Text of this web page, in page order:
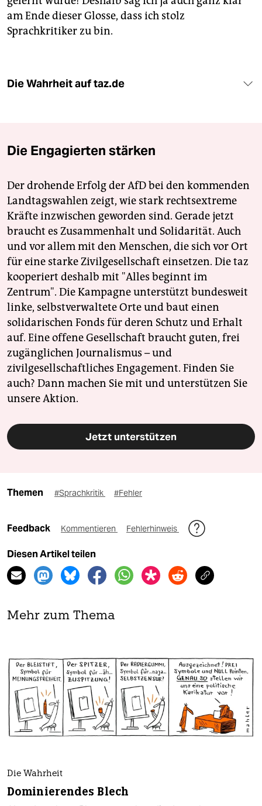
am Ende dieser Glosse, dass ich stolz
Sprachkritiker zu bin.
Die Wahrheit auf taz.de
Die Engagierten stärken
Der drohende Erfolg der AfD bei den kommenden
Landtagswahlen zeigt, wie stark rechtsextreme
Kräfte inzwischen geworden sind. Gerade jetzt
braucht es Zusammenhalt und Solidarität. Auch
und vor allem mit den Menschen, die sich vor Ort
für eine starke Zivilgesellschaft einsetzen. Die taz
kooperiert deshalb mit "Alles beginnt im
Zentrum". Die Kampagne unterstützt bundesweit
linke, selbstverwaltete Orte und baut einen
solidarischen Fonds für deren Schutz und Erhalt
auf. Eine offene Gesellschaft braucht guten, frei
zugänglichen Journalismus – und
zivilgesellschaftliches Engagement. Finden Sie
auch? Dann machen Sie mit und unterstützen Sie
unsere Aktion.
Jetzt unterstützen
Themen #Sprachkritik #Fehler
Feedback Kommentieren Fehlerhinweis
Diesen Artikel teilen
Mehr zum Thema
Die Wahrheit
Dominierendes Blech